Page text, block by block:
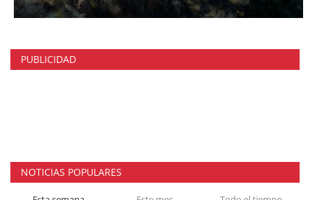
PUBLICIDAD
NOTICIAS POPULARES